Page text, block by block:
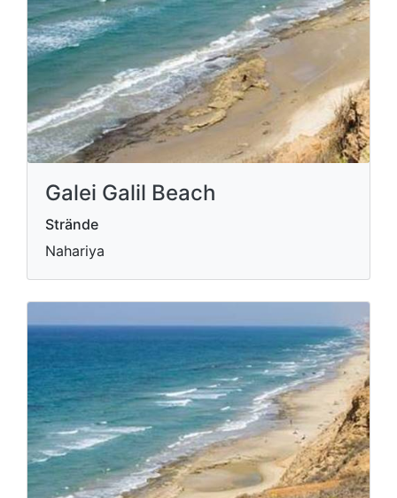
Galei Galil Beach
Strände
Nahariya